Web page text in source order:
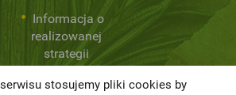
Informacja o
realizowanej
strategii
podatkowej
stosujemy pliki cookies by